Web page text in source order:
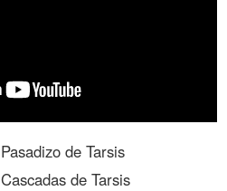
Pasadizo de Tarsis
Cascadas de Tarsis